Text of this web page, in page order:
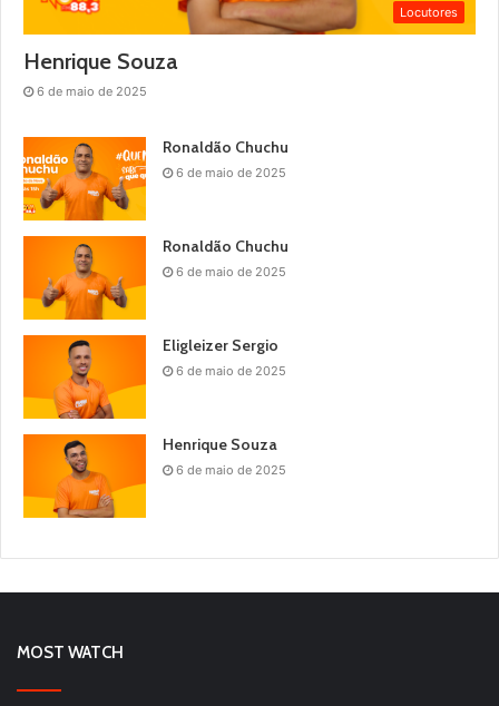
Locutores
Henrique Souza
6 de maio de 2025
Ronaldão Chuchu
6 de maio de 2025
Ronaldão Chuchu
6 de maio de 2025
Eligleizer Sergio
6 de maio de 2025
Henrique Souza
6 de maio de 2025
MOST WATCH